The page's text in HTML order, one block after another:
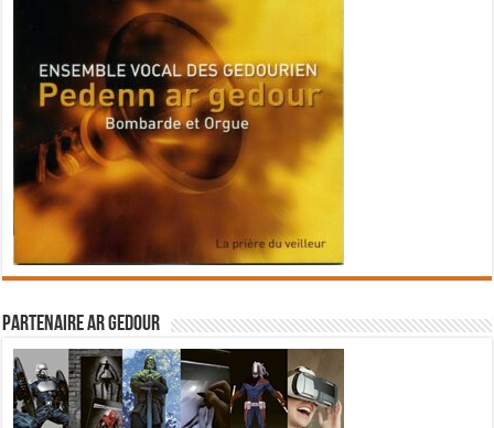
Partenaire Ar Gedour